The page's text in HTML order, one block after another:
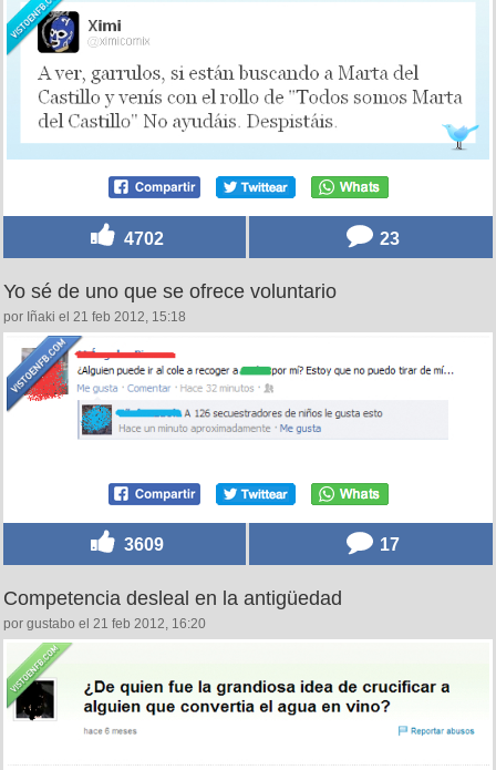
4702 23
Yo sé de uno que se ofrece voluntario
por Iñaki el 21 feb 2012, 15:18
3609 17
Competencia desleal en la antigüedad
por gustabo el 21 feb 2012, 16:20